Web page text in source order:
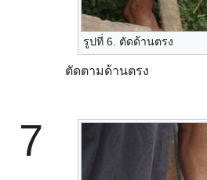
รูปที่ 6. ตัดด้านตรง
ตัดตามด้านตรง
7